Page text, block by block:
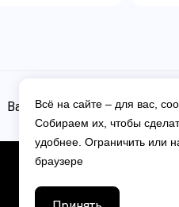
Вакансии Контакты
Всё на сайте – для вас,
Собираем их, чтобы
удобнее. Ограничить или
браузере